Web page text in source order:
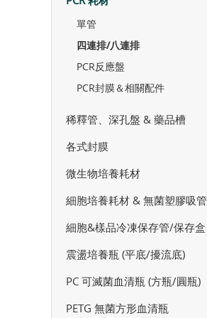
單管
四連排/八連排
PCR反應盤
PCR封膜＆相關配件
稀釋管、深孔盤 & 藥品槽
各式封膜
微生物培養耗材
細胞培養耗材 & 無菌塑膠吸管
細胞&樣品冷凍保存管/保存盒
震盪培養瓶 (平底/擾流底)
PC 可滅菌血清瓶 (方瓶/圓瓶)
PETG 無菌方形血清瓶